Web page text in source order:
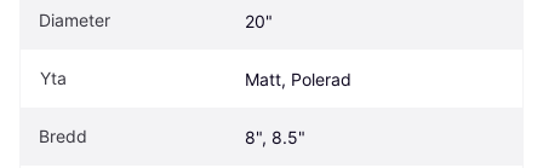
Diameter 20"
Yta Matt, Polerad
Bredd 8", 8.5"